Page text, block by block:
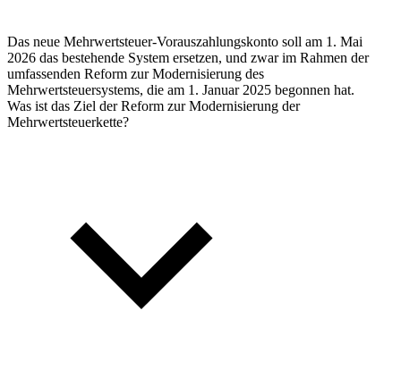
Das neue Mehrwertsteuer-Vorauszahlungskonto soll am 1. Mai
2026 das bestehende System ersetzen, und zwar im Rahmen der
umfassenden Reform zur Modernisierung des
Mehrwertsteuersystems, die am 1. Januar 2025 begonnen hat.
Was ist das Ziel der Reform zur Modernisierung der
Mehrwertsteuerkette?